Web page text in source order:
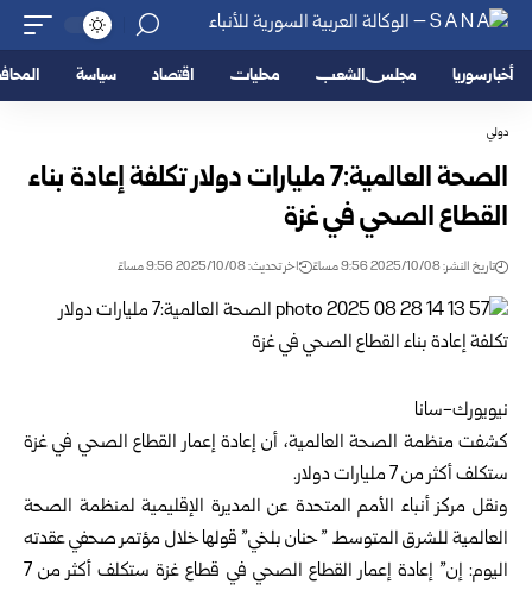
أخبار سوريا مجلس الشعب محليات اقتصاد سياسة
دولي
الصحة العالمية:7 مليارات دولار تكلفة إعادة بناء
القطاع الصحي في غزة
تاريخ النشر: 2025/10/08 9:56 مساءً اخر تحديث: 2025/10/08 9:56 مساءً
نيويورك-سانا
كشفت منظمة الصحة العالمية، أن إعادة إعمار القطاع الصحي في غزة
ستكلف أكثر من 7 مليارات دولار.
ونقل مركز أنباء الأمم المتحدة عن المديرة الإقليمية لمنظمة الصحة
العالمية للشرق المتوسط ” حنان بلخي” قولها خلال مؤتمر صحفي عقدته
اليوم: إن” إعادة إعمار القطاع الصحي في قطاع غزة ستكلف أكثر من 7